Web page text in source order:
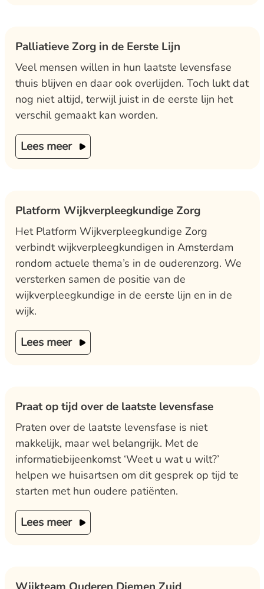
Palliatieve Zorg in de Eerste Lijn
Veel mensen willen in hun laatste levensfase
thuis blijven en daar ook overlijden. Toch lukt dat
nog niet altijd, terwijl juist in de eerste lijn het
verschil gemaakt kan worden.
Lees meer
Platform Wijkverpleegkundige Zorg
Het Platform Wijkverpleegkundige Zorg
verbindt wijkverpleegkundigen in Amsterdam
rondom actuele thema’s in de ouderenzorg. We
versterken samen de positie van de
wijkverpleegkundige in de eerste lijn en in de
wijk.
Lees meer
Praat op tijd over de laatste levensfase
Praten over de laatste levensfase is niet
makkelijk, maar wel belangrijk. Met de
informatiebijeenkomst ‘Weet u wat u wilt?’
helpen we huisartsen om dit gesprek op tijd te
starten met hun oudere patiënten.
Lees meer